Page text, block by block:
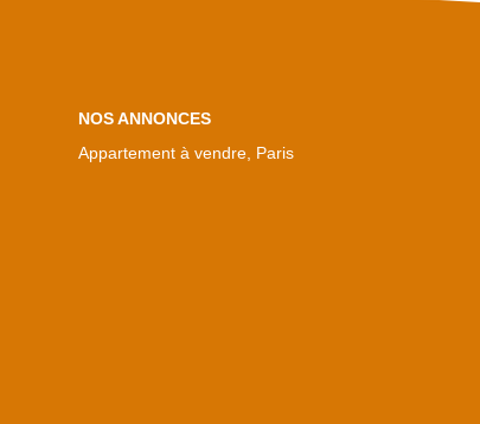
NOS ANNONCES
Appartement à vendre, Paris